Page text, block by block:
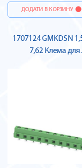
ДОДАТИ В КОРЗИНУ
1707124 GMKDSN
7,62 Клема для